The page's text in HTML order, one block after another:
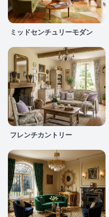
ミッドセンチュリーモダン
フレンチカントリー